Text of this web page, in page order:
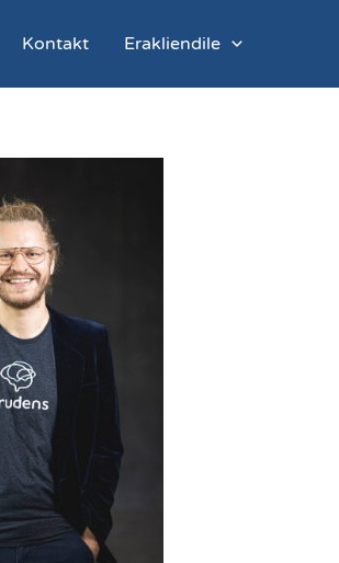
Kontakt Erakliendile